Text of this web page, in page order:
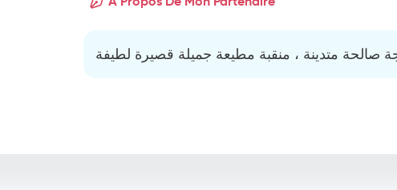
صالحة متدينة ، منقبة مطيعة جميلة قصيرة لطيفة